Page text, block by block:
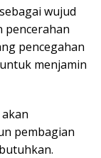
wujud
pencerahan
pencegahan
menjamin
pembagian